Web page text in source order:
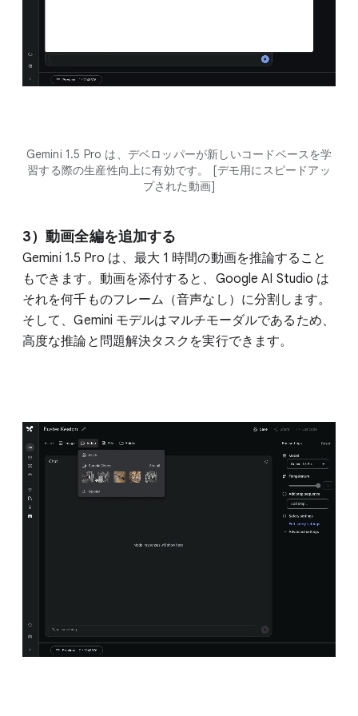
Gemini 1.5 Pro は、デベロッパーが新しいコードベースを学
習する際の生産性向上に有効です。 [デモ用にスピードアッ
プされた動画]
3）動画全編を追加する
Gemini 1.5 Pro は、最大 1 時間の動画を推論すること
もできます。動画を添付すると、Google AI Studio は
それを何千ものフレーム（音声なし）に分割します。
そして、Gemini モデルはマルチモーダルであるため、
高度な推論と問題解決タスクを実行できます。